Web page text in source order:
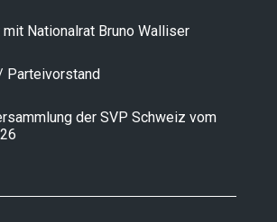
Nationalrat Bruno Walliser
Parteivorstand
der SVP Schweiz vom